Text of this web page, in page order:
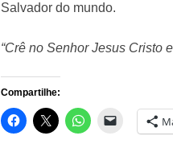
Salvador do mundo.
“Crê no Senhor Jesus Cristo
Compartilhe: